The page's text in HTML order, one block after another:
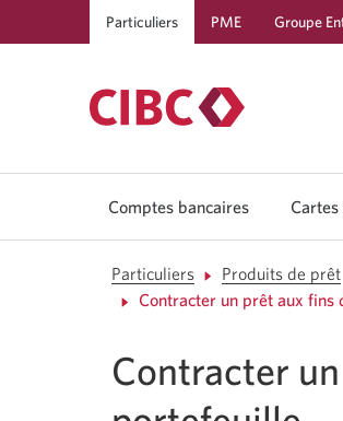
Particuliers PME Groupe
Comptes bancaires
Particuliers Produits de prêt
Contracter un prêt aux
Contracter